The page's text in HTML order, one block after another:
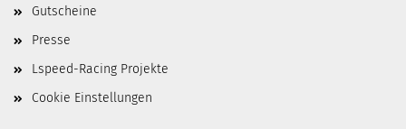
Gutscheine
Presse
Lspeed-Racing Projekte
Cookie Einstellungen